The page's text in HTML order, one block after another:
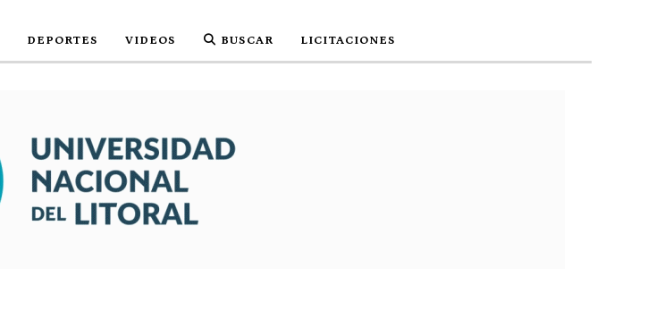
DEPORTES VIDEOS BUSCAR LICITACIONES